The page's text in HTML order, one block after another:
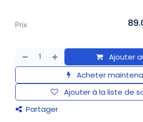
Ajouter
Acheter
Ajouter à la liste de
Partager
Prix